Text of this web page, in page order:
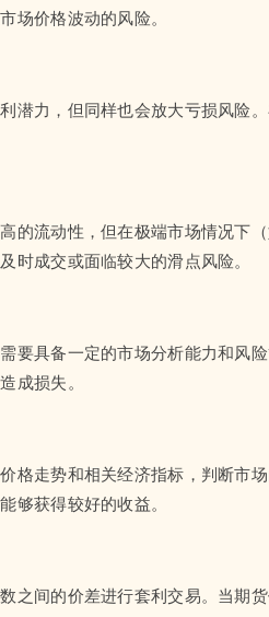
场价格波动的风险。
潜力，但同样也会放大亏损风险
的流动性，但在极端市场情况下
时成交或面临较大的滑点风险。
要具备一定的市场分析能力和风
成损失。
格走势和相关经济指标，判断市
够获得较好的收益。
之间的价差进行套利交易。当期